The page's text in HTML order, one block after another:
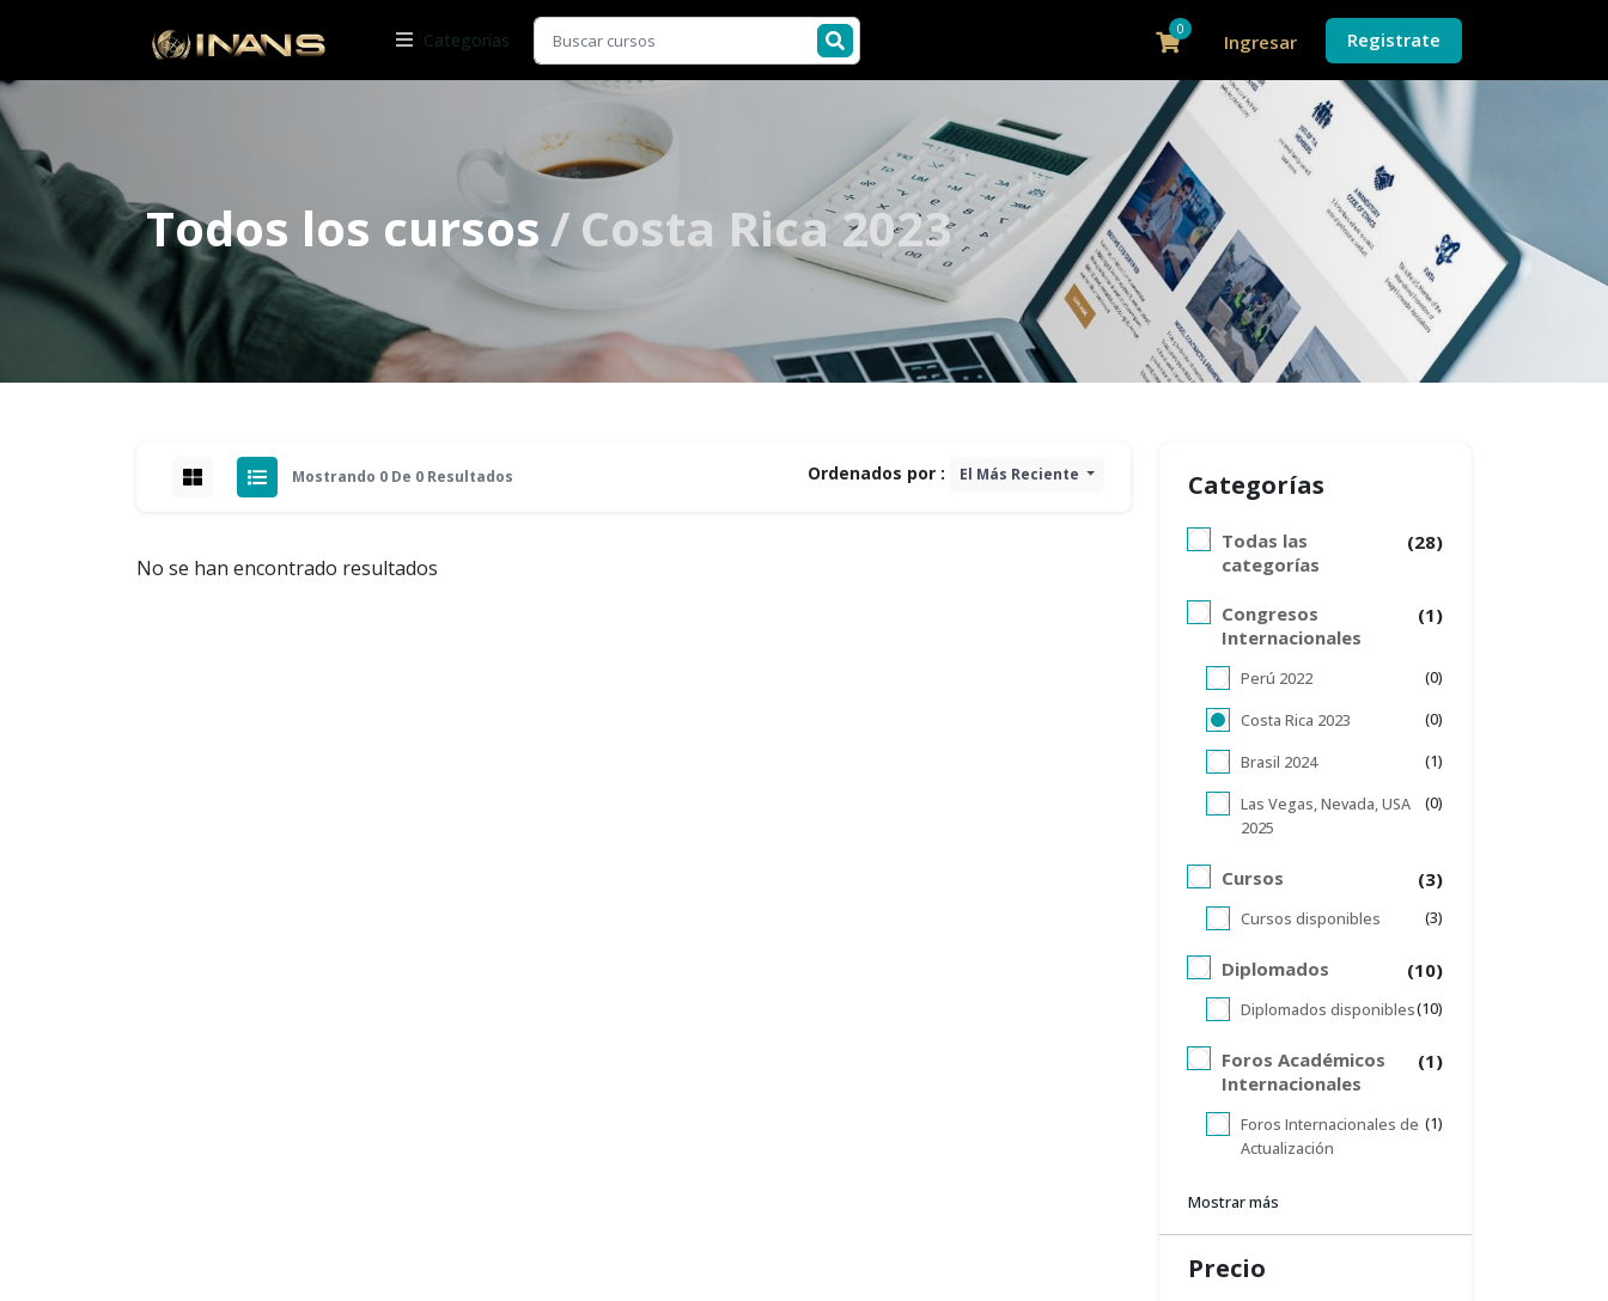
Categorías
0
Ingresar Registrate
Todos los cursos Costa Rica 2023
Mostrando 0 De 0 Resultados Ordenados por : El Más Reciente
No se han encontrado resultados
Categorías
Todas las
categorías
(28)
Congresos
Internacionales
(1)
Perú 2022 (0)
Costa Rica 2023 (0)
Brasil 2024 (1)
Las Vegas, Nevada, USA
2025
(0)
Cursos (3)
Cursos disponibles (3)
Diplomados (10)
Diplomados disponibles(10)
Foros Académicos
Internacionales
(1)
Foros Internacionales de
Actualización
(1)
Mostrar más
Precio